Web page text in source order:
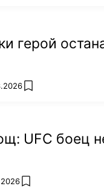
герой
add favorites
UFC боец
add favorites